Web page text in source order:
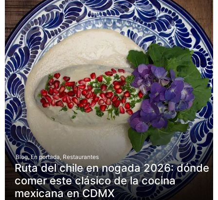
Blog, En portada Restaurantes
Ruta del chile en nogada 2026: dónde
comer este clásico de la cocina
mexicana en CDMX